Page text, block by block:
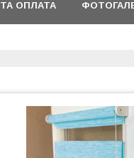
ОПЛАТА